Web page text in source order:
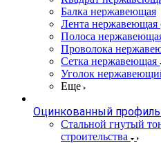
Балка нержавеющая
Лента нержавеющая
Полоса
Проволока
Сетка нержавеющая
Уголок
Еще
Оцинкованный профиль
Стальной гнутый
строительства